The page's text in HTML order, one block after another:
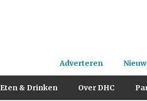
Adverteren
Eten & Drinken Over DHC